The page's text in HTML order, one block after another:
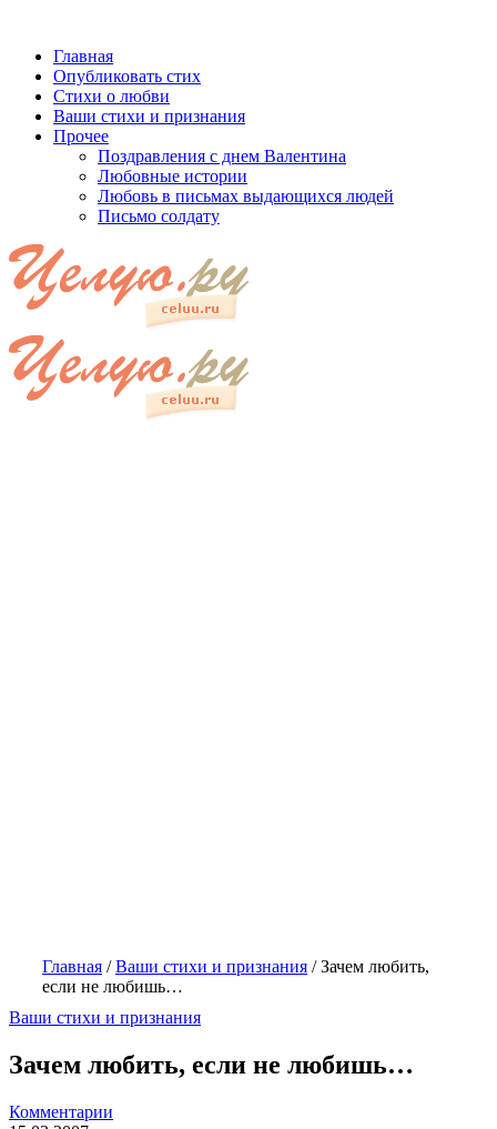
Главная
Опубликовать стих
Стихи о любви
Ваши стихи и признания
Прочее
Поздравления с днем Валентина
Любовные истории
Любовь в письмах выдающихся людей
Письмо солдату
Главная /Ваши стихи и признания /Зачем любить,
если не любишь…
Ваши стихи и признания
Зачем любить, если не любишь…
Комментарии